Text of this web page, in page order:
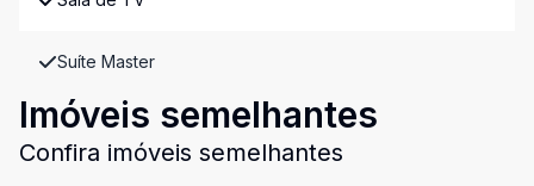
Suíte Master
Imóveis semelhantes
Confira imóveis semelhantes